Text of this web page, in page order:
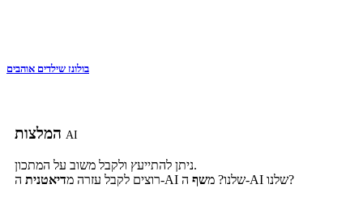
בולונז שילדים אוהבים
AI
ניתן להתייעץ ולקבל משוב על המתכון.
רוצים לקבל עזרה מדיאטנית ה-AI שלנו? משף ה-AI שלנו?